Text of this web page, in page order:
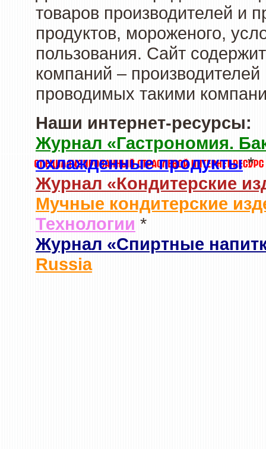
товаров производителей и
продуктов, мороженого,
пользования. Сайт
компаний –
проводимых такими
Наши интернет-ресурсы:
Журнал «Гастрономия.
охлажденные продукты*
Журнал «Кондитерские
Мучные кондитерские
Технологии *
Журнал «Спиртные
Russia